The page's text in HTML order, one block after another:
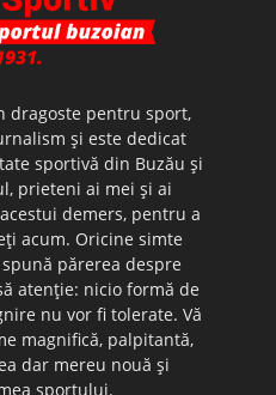
dragoste pentru sport,
şi este dedicat
sportivă din Buzău şi
prieteni ai mei şi ai
demers, pentru a
acum. Oricine simte
părerea despre
atenţie: nicio formă de
nu vor fi tolerate. Vă
magnifică, palpitantă,
dar mereu nouă şi
sportului.